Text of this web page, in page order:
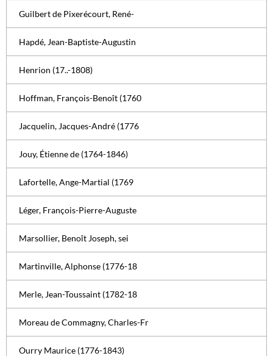
Guilbert de Pixerécourt, René-
Hapdé, Jean-Baptiste-Augustin
Henrion (17..-1808)
Hoffman, François-Benoît (1760
Jacquelin, Jacques-André (1776
Jouy, Étienne de (1764-1846)
Lafortelle, Ange-Martial (1769
Léger, François-Pierre-Auguste
Marsollier, Benoît Joseph, sei
Martinville, Alphonse (1776-18
Merle, Jean-Toussaint (1782-18
Moreau de Commagny, Charles-Fr
Ourry Maurice (1776-1843)